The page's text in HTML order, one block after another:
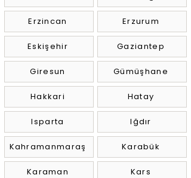
Erzincan
Eskişehir
Giresun
Hakkari
Isparta
Kahramanmaraş
Karaman
Erzurum
Gaziantep
Gümüşhane
Hatay
Iğdır
Karabük
Kars